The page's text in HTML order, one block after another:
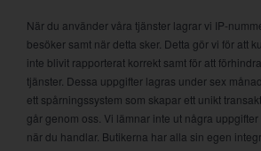
När du använder våra tjänster lagrar vi IP-
besöker samt när detta sker. Detta gör vi för att
inte blivit rapporterat korrekt samt för att
tjänster. Dessa uppgifter lagras under sex
ett spårningssystem som skapar ett unikt
går genom oss. Vi lämnar inte ut några
när du handlar. Butikerna har alla sin egen